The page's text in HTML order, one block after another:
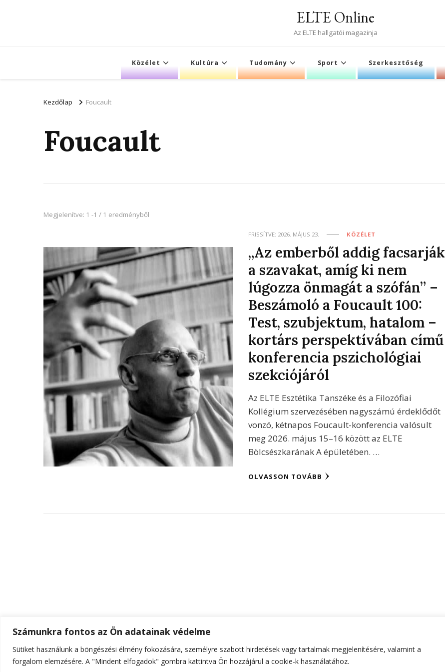
Számunkra fontos az Ön adatainak védelme
Sütiket használunk a böngészési élmény fokozására, személyre szabott hirdetések vagy tartalmak megjelenítésére, valamint a
forgalom elemzésére. A "Mindent elfogadok" gombra kattintva Ön hozzájárul a cookie-k használatához.
ELTE Online
Az ELTE hallgatói magazinja
Közélet Kultúra Tudomány Sport Szerkesztőség
Kezdőlap Foucault
Foucault
Megjelenítve: 1 -1 / 1 eredményből
FRISSÍTVE: 2026. MÁJUS 23. KÖZÉLET
„Az emberből addig facsarják
a szavakat, amíg ki nem
lúgozza önmagát a szófán” –
Beszámoló a Foucault 100:
Test, szubjektum, hatalom –
kortárs perspektívában című
konferencia pszichológiai
szekciójáról
Az ELTE Esztétika Tanszéke és a Filozófiai
Kollégium szervezésében nagyszámú érdeklődőt
vonzó, kétnapos Foucault-konferencia valósult
meg 2026. május 15–16 között az ELTE
Bölcsészkarának A épületében. …
OLVASSON TOVÁBB
© Szerzői jog 2026ELTE Online . Minden jog fenntartva.Hello Fashion | Fejlesztette